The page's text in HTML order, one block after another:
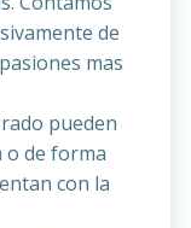
de
mas
pueden
o de forma
con la